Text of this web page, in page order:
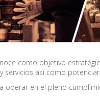
como objetivo
servicios así como
operar en el pleno